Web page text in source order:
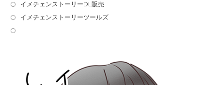
イメチェンストーリーDL販売
イメチェンストーリーツールズ